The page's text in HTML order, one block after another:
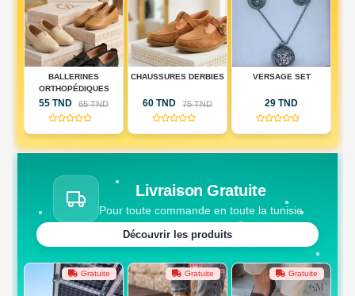
BALLERINES
ORTHOPÉDIQUES
55 TND 65 TND
(0)
CHAUSSURES DERBIES
60 TND 75 TND
(0)
VERSAGE SET
29 TND
(0)
Livraison Gratuite
Pour toute commande en toute la tunisie
Découvrir les produits
Gratuite Gratuite Gratuite